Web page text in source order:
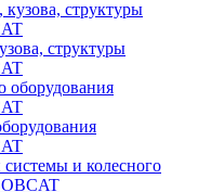
структуры